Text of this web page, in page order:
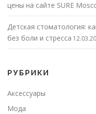
цены на сайте SURE
Детская стоматология:
без боли и стресса
РУБРИКИ
Аксессуары
Мода